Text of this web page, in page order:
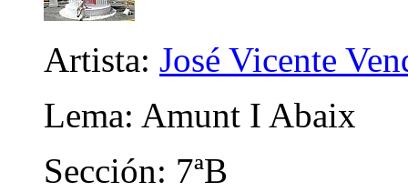
Artista: José Vicente
Lema: Amunt I Abaix
Sección: 7ªB